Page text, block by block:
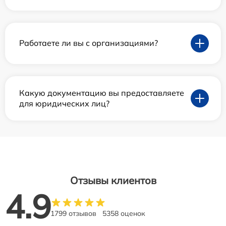
Работаете ли вы с организациями?
Какую документацию вы предоставляете
для юридических лиц?
Отзывы клиентов
4.91799 отзывов 5358 оценок